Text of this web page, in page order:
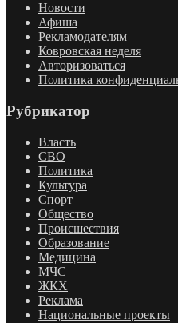
Новости
Афиша
Рекламодателям
Ковровская неделя
Авторизоваться
Политика
Рубрикатор
Власть
СВО
Политика
Культура
Спорт
Общество
Происшествия
Образование
Медицина
МЧС
ЖКХ
Реклама
Национальные проекты